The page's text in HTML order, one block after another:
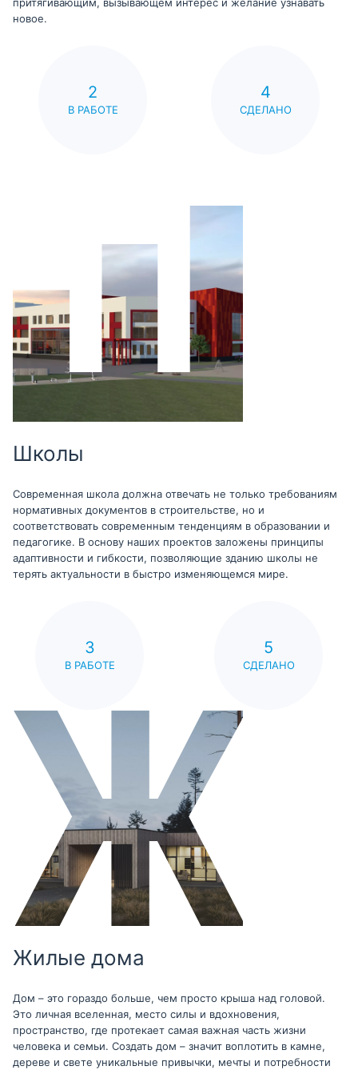
притягивающим, вызывающем интерес и желание узнавать
новое.
2
В РАБОТЕ
4
СДЕЛАНО
Школы
Современная школа должна отвечать не только требованиям
нормативных документов в строительстве, но и
соответствовать современным тенденциям в образовании и
педагогике. В основу наших проектов заложены принципы
адаптивности и гибкости, позволяющие зданию школы не
терять актуальности в быстро изменяющемся мире.
3
В РАБОТЕ
5
СДЕЛАНО
Жилые дома
Дом – это гораздо больше, чем просто крыша над головой.
Это личная вселенная, место силы и вдохновения,
пространство, где протекает самая важная часть жизни
человека и семьи. Создать дом – значит воплотить в камне,
дереве и свете уникальные привычки, мечты и потребности